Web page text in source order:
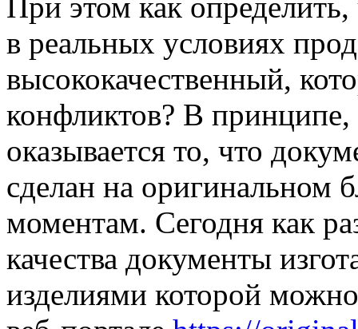
в реальных условиях
высококачественный,
конфликтов? В
оказывается то, что
сделан на
моментам. Сегодня как
качества документы
изделиями которой